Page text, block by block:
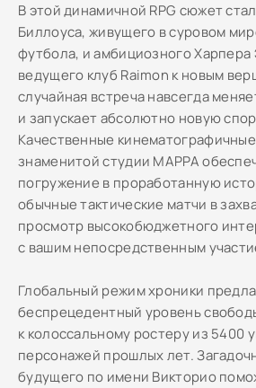
В этой динамичной RPG сюжет
Биллоуса, живущего в суровом
футбола, и амбициозного Харпера
ведущего клуб Raimon к новым
случайная встреча навсегда
и запускает абсолютно новую
Качественные кинематографичные
знаменитой студии MAPPA
погружение в проработанную
обычные тактические матчи в
просмотр высокобюджетного
с вашим непосредственным
Глобальный режим хроники
беспрецедентный уровень
к колоссальному ростеру из 5400
персонажей прошлых лет.
будущего по имени Викторио